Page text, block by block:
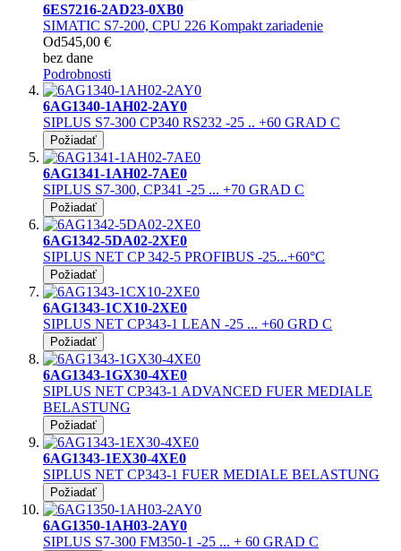
6ES7216-2AD23-0XB0
SIMATIC S7-200, CPU 226 Kompakt zariadenie
Od545,00 €
bez dane
Podrobnosti
6AG1340-1AH02-2AY0
SIPLUS S7-300 CP340 RS232 -25 .. +60 GRAD C
Požiadať
6AG1341-1AH02-7AE0
SIPLUS S7-300, CP341 -25 ... +70 GRAD C
Požiadať
6AG1342-5DA02-2XE0
SIPLUS NET CP 342-5 PROFIBUS -25...+60°C
Požiadať
6AG1343-1CX10-2XE0
SIPLUS NET CP343-1 LEAN -25 ... +60 GRD C
Požiadať
6AG1343-1GX30-4XE0
SIPLUS NET CP343-1 ADVANCED FUER MEDIALE
BELASTUNG
Požiadať
6AG1343-1EX30-4XE0
SIPLUS NET CP343-1 FUER MEDIALE BELASTUNG
Požiadať
6AG1350-1AH03-2AY0
SIPLUS S7-300 FM350-1 -25 ... + 60 GRAD C